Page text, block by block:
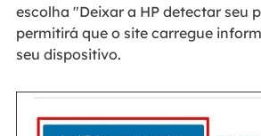
escolha "Deixar a HP detectar seu
permitirá que o site carregue
seu dispositivo.